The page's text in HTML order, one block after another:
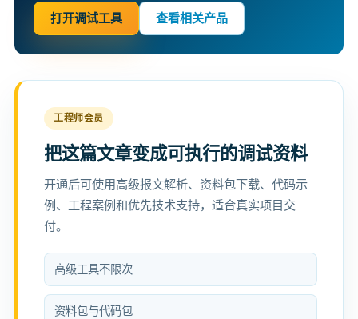
打开调试工具 查看相关产品
工程师会员
把这篇文章变成可执行的调试资料
开通后可使用高级报文解析、资料包下载、代码示
例、工程案例和优先技术支持，适合真实项目交
付。
高级工具不限次
资料包与代码包